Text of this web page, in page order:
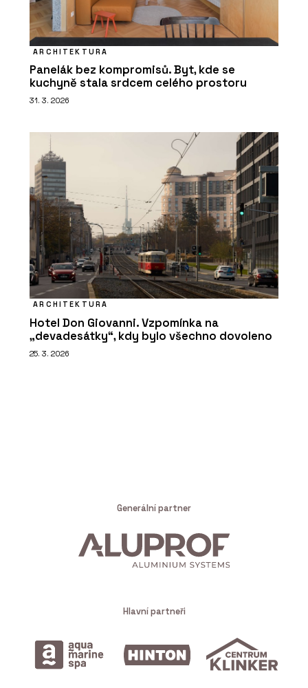
ARCHITEKTURA
Panelák bez kompromisů. Byt, kde se
kuchyně stala srdcem celého prostoru
31. 3. 2026
ARCHITEKTURA
Hotel Don Giovanni. Vzpomínka na
„devadesátky“, kdy bylo všechno dovoleno
25. 3. 2026
Generální partner
Hlavní partneři